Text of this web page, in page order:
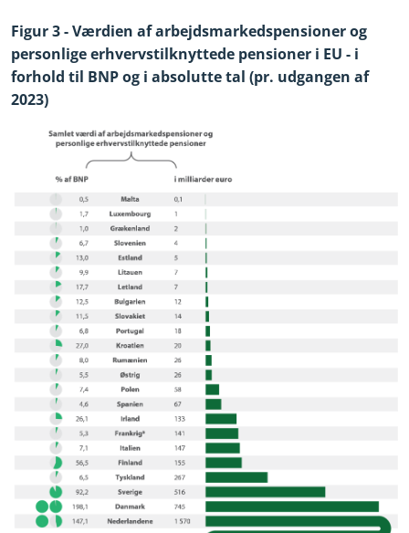
Figur 3-Værdien af arbejdsmarkedspensioner og
personlige erhvervstilknyttede pensioner i EU - i
forhold til BNP og i absolutte tal (pr. udgangen af
2023)